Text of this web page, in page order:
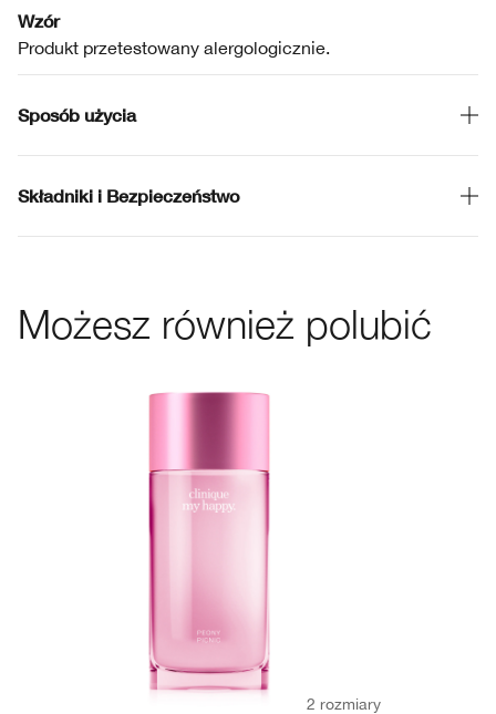
Wzór
Produkt przetestowany alergologicznie.
Sposób użycia
Składniki i Bezpieczeństwo
Możesz również polubić
2 rozmiary